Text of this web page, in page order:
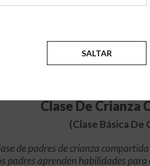
$49.99
Clase De
(Clase Básica De
de padres de crianza
padres aprenden habilidades
SALTAR